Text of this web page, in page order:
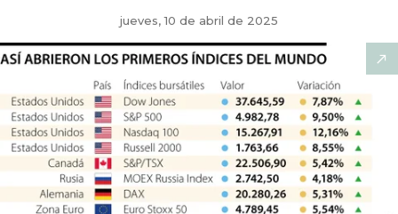
jueves, 10 de abril de 2025